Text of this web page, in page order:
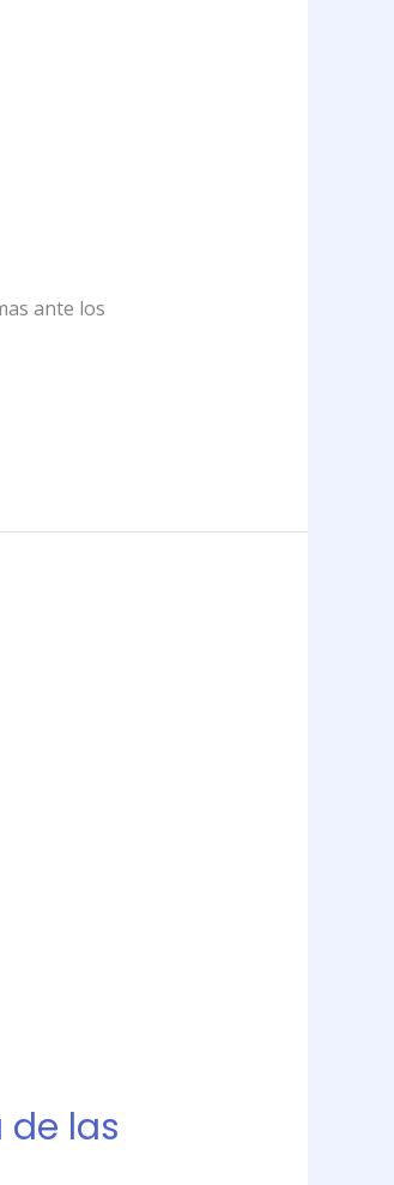
ante los
las